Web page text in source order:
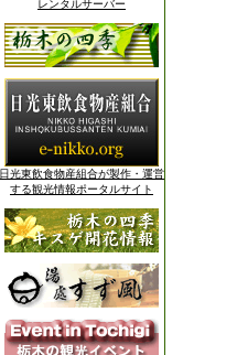
レンタルサーバー
日光東飲食物産組合が製作・運営
する観光情報ポータルサイト